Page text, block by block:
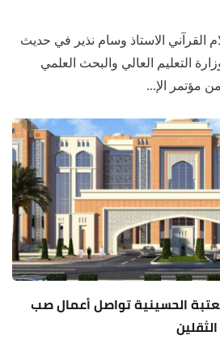
القرآني الاستاذ وسام نذير في حديث
التعليم العالي والبحث العلمي
مؤتمر الإ...
الحسينية تواصل أعمال صب